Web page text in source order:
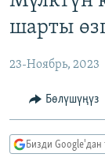
салыңызКЫРГЫЗСТАН
ЭКОНОМИКА
МАДАНИЯТ
ДҮЙНӨ
БОРБОР АЗИЯ
УКРАИНА
АТАЙЫН
ТВ
ЭКСПЕРТТЕР
ӨЗГӨЧӨ
шарты
23-Ноябрь, 2023
Бөлүшүңүз
Бизди Google'дан